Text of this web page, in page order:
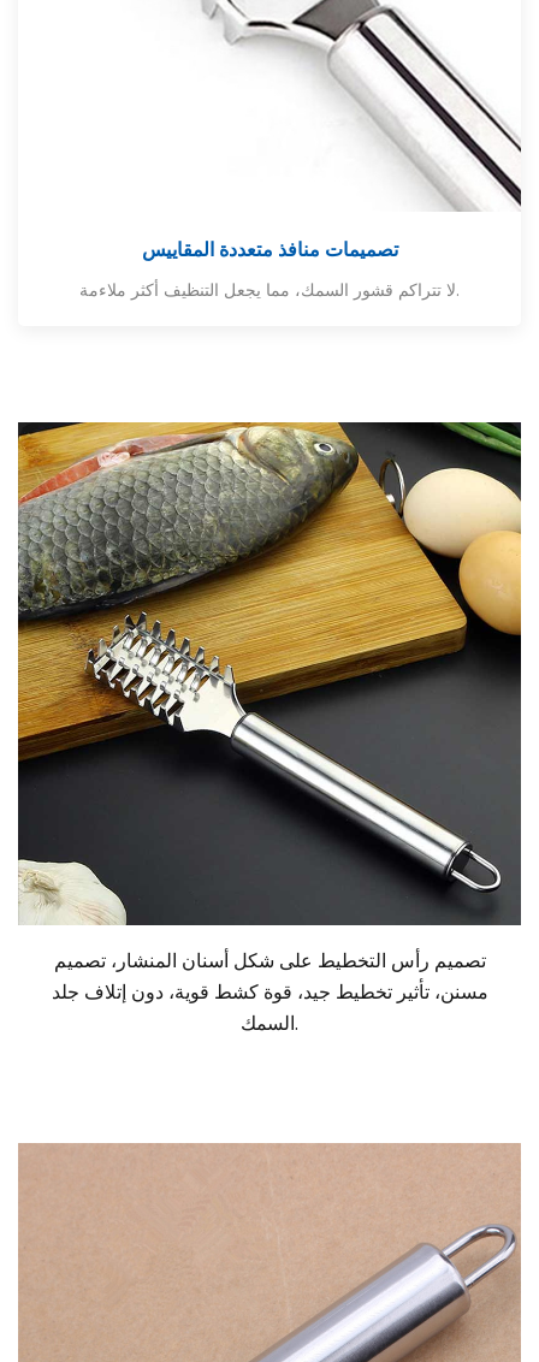
تصميمات منافذ متعددة المقاييس
لا تتراكم قشور السمك، مما يجعل التنظيف أكثر ملاءمة.
تصميم رأس التخطيط على شكل أسنان المنشار، تصميم
مسنن، تأثير تخطيط جيد، قوة كشط قوية، دون إتلاف جلد
السمك.